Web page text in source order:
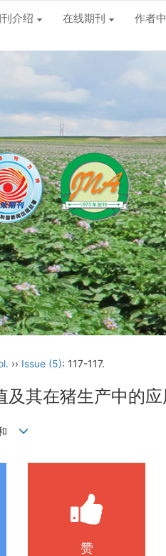
介绍 在线期刊 作者
›› Issue (5): 117-117.
及其在猪生产中的应
和
赞